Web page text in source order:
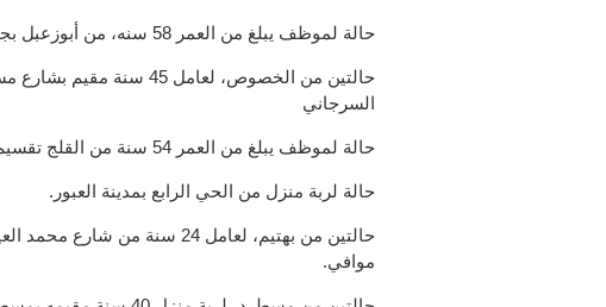
حالة لموظف يبلغ من العمر 58 سنه، من أبوزعبل بجوار سوق ايسكوا.
السرجاني
حالة لموظف يبلغ من العمر 54 سنة من القلج تقسيم العجمي.
حالة لربة منزل من الحي الرابع بمدينة العبور.
موافي.